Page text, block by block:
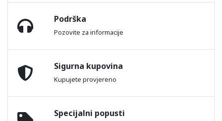
Podrška
Pozovite za informacije
Sigurna kupovina
Kupujete provjereno
Specijalni popusti